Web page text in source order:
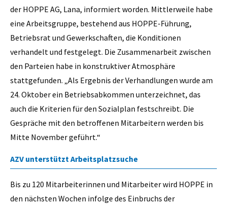
der HOPPE AG, Lana, informiert worden. Mittlerweile habe
eine Arbeitsgruppe, bestehend aus HOPPE-Führung,
Betriebsrat und Gewerkschaften, die Konditionen
verhandelt und festgelegt. Die Zusammenarbeit zwischen
den Parteien habe in konstruktiver Atmosphäre
stattgefunden. „Als Ergebnis der Verhandlungen wurde am
24. Oktober ein Betriebsabkommen unterzeichnet, das
auch die Kriterien für den Sozialplan festschreibt. Die
Gespräche mit den betroffenen Mitarbeitern werden bis
Mitte November geführt.“
AZV unterstützt Arbeitsplatzsuche
Bis zu 120 Mitarbeiterinnen und Mitarbeiter wird HOPPE in
den nächsten Wochen infolge des Einbruchs der